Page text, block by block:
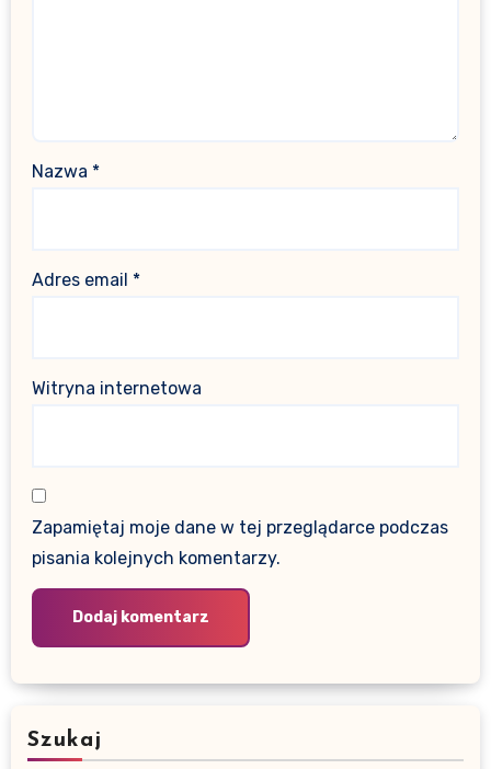
Nazwa *
Adres email *
Witryna internetowa
Zapamiętaj moje dane w tej przeglądarce podczas
pisania kolejnych komentarzy.
Szukaj